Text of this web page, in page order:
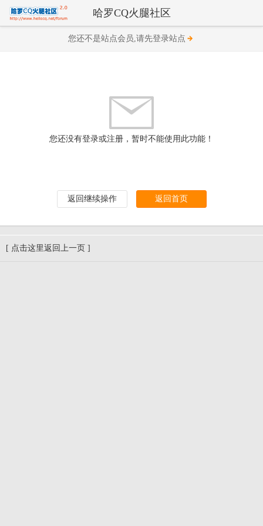
哈罗CQ火腿社区
您还不是站点会员,请先登录站点
您还没有登录或注册，暂时不能使用此功能！
返回继续操作 返回首页
[ 点击这里返回上一页 ]